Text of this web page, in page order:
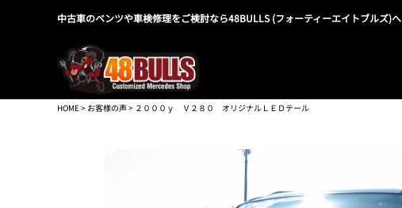
中古車のベンツや車検修理をご検討なら48BULLS (フォーティーエイトブルズ)へ
HOME> お客様の声> ２０００ｙ Ｖ２８０ オリジナルＬＥＤテール